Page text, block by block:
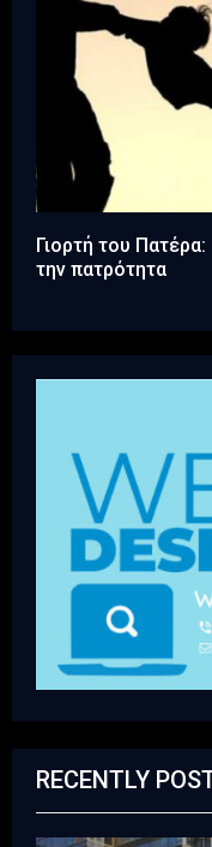
Γιορτή του
την πατρότητα
RECENTLY